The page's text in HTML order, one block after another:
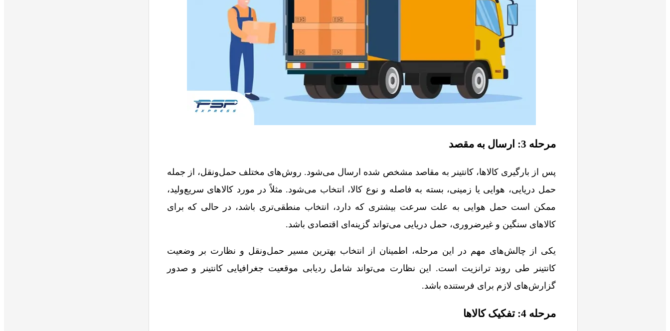
مرحله 3: ارسال به مقصد
پس از بارگیری کالاها، کانتینر به مقاصد مشخص شده ارسال می‌شود. روش‌های مختلف حمل‌ونقل، از جمله
حمل دریایی، هوایی یا زمینی، بسته به فاصله و نوع کالا، انتخاب می‌شود. مثلاً در مورد کالاهای سریع‌ولید،
ممکن است حمل هوایی به علت سرعت بیشتری که دارد، انتخاب منطقی‌تری باشد، در حالی که برای
کالاهای سنگین و غیرضروری، حمل دریایی می‌تواند گزینه‌ای اقتصادی باشد.
یکی از چالش‌های مهم در این مرحله، اطمینان از انتخاب بهترین مسیر حمل‌ونقل و نظارت بر وضعیت
کانتینر طی روند ترانزیت است. این نظارت می‌تواند شامل ردیابی موقعیت جغرافیایی کانتینر و صدور
گزارش‌های لازم برای فرستنده باشد.
مرحله 4: تفکیک کالاها